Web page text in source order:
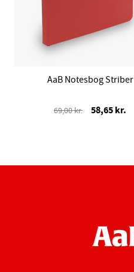
AaB Notesbog Striber
69,00 kr. 58,65 kr.